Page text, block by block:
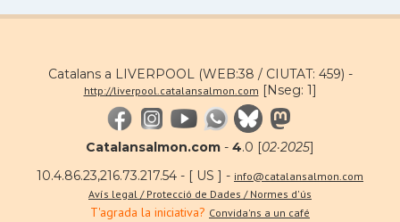
Catalans a LIVERPOOL (WEB:38 / CIUTAT: 459) -
http://liverpool.catalansalmon.com [Nseg: 1]
Catalansalmon.com - 4.0 [02·2025]
10.4.86.23,216.73.217.54 - [ US ] - info@catalansalmon.com
Avís legal / Protecció de Dades / Normes d'ús
T'agrada la iniciativa? Convida'ns a un café